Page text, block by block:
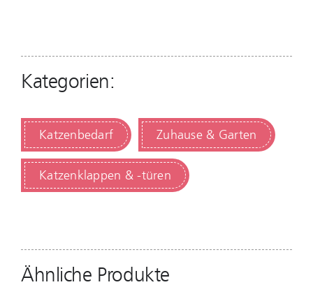
Kategorien:
Katzenbedarf Zuhause & Garten
Katzenklappen & -türen
Ähnliche Produkte